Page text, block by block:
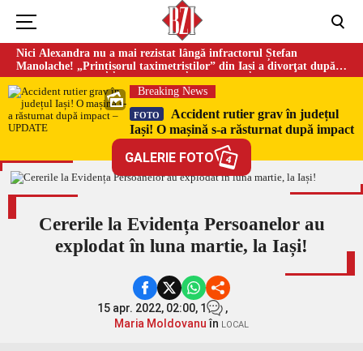
Nici Alexandra nu a mai rezistat lângă infractorul Ștefan
Manolache! „Prințișorul taximetriștilor” din Iași a divorţat după
doi ani de căsnicie
Breaking News
FOTO
Accident rutier grav în județul
Iași! O mașină s-a răsturnat după impact
GALERIE FOTO 4
Cererile la Evidența Persoanelor au
explodat în luna martie, la Iași!
15 apr. 2022, 02:00, 1
,
Maria Moldovanuîn LOCAL